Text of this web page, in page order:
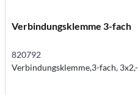
Verbindungsklemme 3-fach
820792
Verbindungsklemme,3-fach,